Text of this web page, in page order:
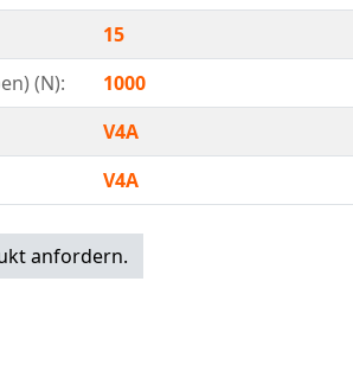
15
(N):
1000
V4A
V4A
anfordern.